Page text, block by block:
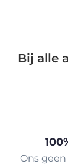
Bij alle
Ons